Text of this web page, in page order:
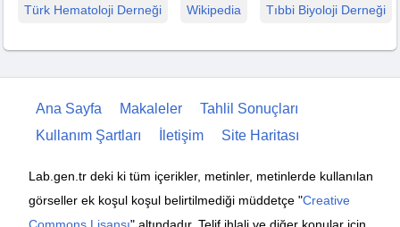
Türk Hematoloji Derneği Wikipedia Tıbbi Biyoloji Derneği
Ana Sayfa Makaleler
Tahlil Sonuçları
Kullanım Şartları
İletişim Site Haritası
Lab.gen.tr deki ki tüm içerikler, metinler, metinlerde kullanılan
görseller ek koşul koşul belirtilmediği müddetçe "Creative
Commons Lisansı" altındadır. Telif ihlali ve diğer konular için